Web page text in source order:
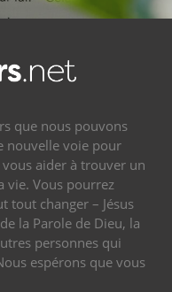
que nous pouvons
nouvelle voie pour
aider à trouver un
vie. Vous pourrez
tout changer – Jésus
la Parole de Dieu, la
personnes qui
espérons que vous